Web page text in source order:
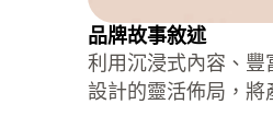
品牌故事敘述
利用沉浸式內容、
設計的靈活佈局，將